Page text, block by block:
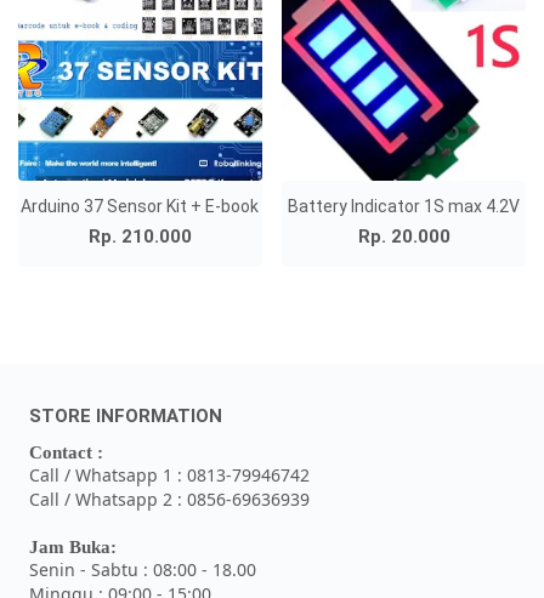
Arduino 37 Sensor Kit + E-book
Rp. 210.000
Battery Indicator 1S max 4.2V
Rp. 20.000
STORE INFORMATION
Contact :
Call / Whatsapp 1 : 0813-79946742
Call / Whatsapp 2 : 0856-69636939
Jam Buka:
Senin - Sabtu : 08:00 - 18.00
Minggu : 09:00 - 15:00